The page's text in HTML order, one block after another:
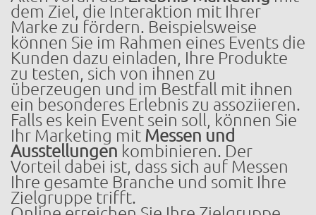
dem Ziel, die Interaktion mit Ihrer
Marke zu fördern. Beispielsweise
können Sie im Rahmen eines Events die
Kunden dazu einladen, Ihre Produkte
zu testen, sich von ihnen zu
überzeugen und im Bestfall mit ihnen
ein besonderes Erlebnis zu assoziieren.
Falls es kein Event sein soll, können Sie
Ihr Marketing mit Messen und
Ausstellungen kombinieren. Der
Vorteil dabei ist, dass sich auf Messen
Ihre gesamte Branche und somit Ihre
Zielgruppe trifft.